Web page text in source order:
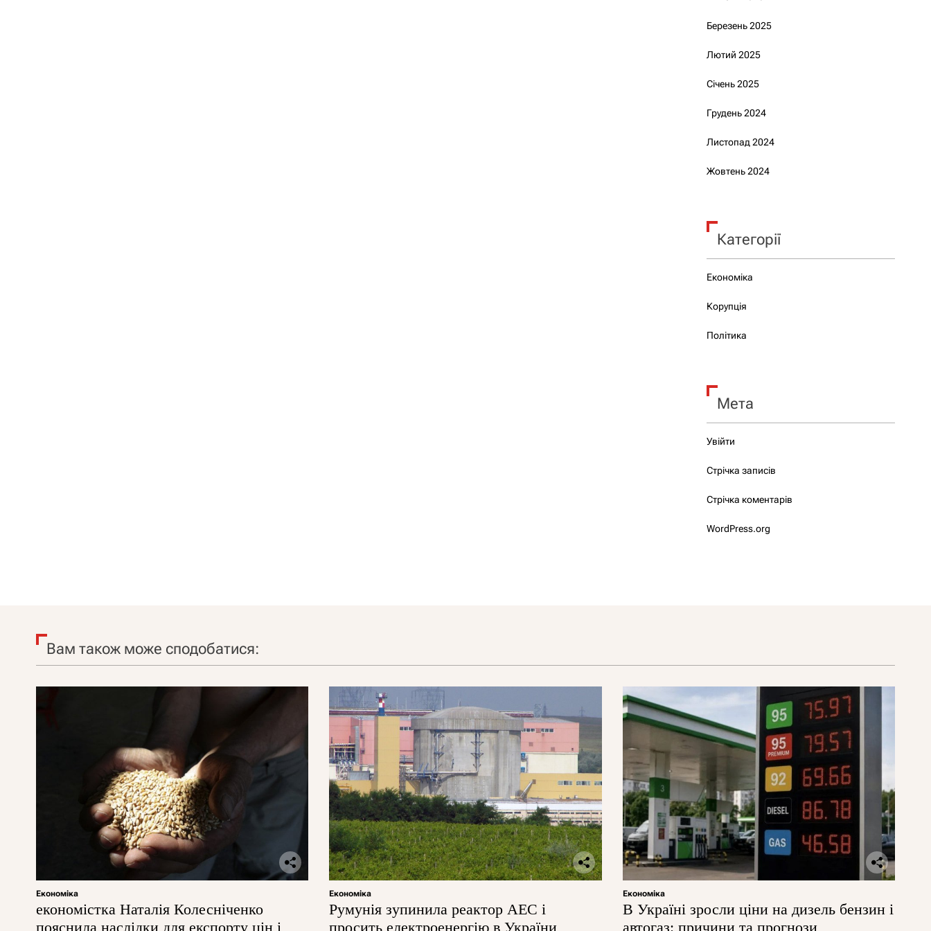
Березень 2025
Лютий 2025
Січень 2025
Грудень 2024
Листопад 2024
Жовтень 2024
Категорії
Економіка
Корупція
Політика
Мета
Увійти
Стрічка записів
Стрічка коментарів
WordPress.org
Вам також може сподобатися:
Економіка
економістка Наталія Колесніченко
пояснила наслідки для експорту цін і
Економіка
Румунія зупинила реактор АЕС і
просить електроенергію в України
Економіка
В Україні зросли ціни на дизель бензин і
автогаз: причини та прогнози